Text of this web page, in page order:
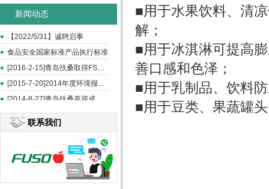
新闻动态
【2022/5/31】诚聘启事
食品安全国家标准产品执行标准
[2016-2-15]青岛扶桑取得FSSC和ISO22000认证
[2015-7-20]2014年度环境报告书
联系我们
■用于水果饮料、清
解；
■用于冰淇淋可提高
善口感和色泽；
■用于乳制品、饮料
■用于豆类、果蔬罐